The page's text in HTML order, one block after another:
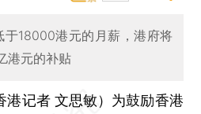
于18000港元的月薪，港府将
港元的补贴
港记者 文思敏） 为鼓励香港